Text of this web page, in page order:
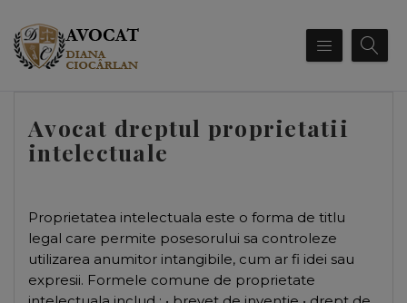
Avocat dreptul proprietatii
intelectuale
Proprietatea intelectuala este o forma de titlu
legal care permite posesorului sa controleze
utilizarea anumitor intangibile, cum ar fi idei sau
expresii. Formele comune de proprietate